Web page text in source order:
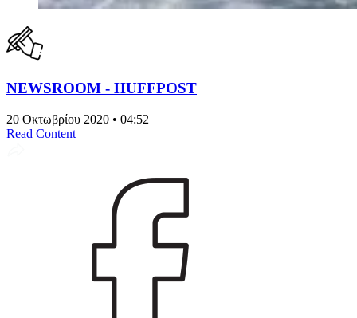
NEWSROOM - HUFFPOST
20 Οκτωβρίου 2020 • 04:52
Read Content